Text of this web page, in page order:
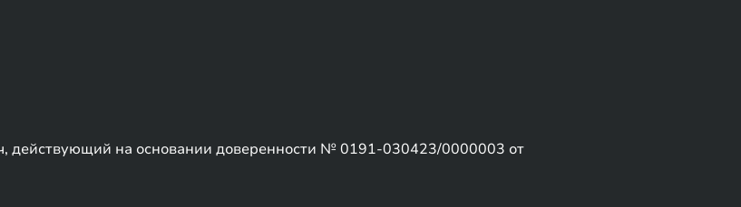
действующий на основании доверенности № 0191-030423/0000003 от